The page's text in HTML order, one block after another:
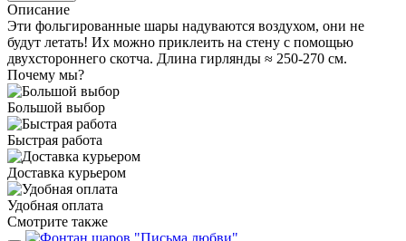
Описание
Эти фольгированные шары надуваются воздухом, они не
будут летать! Их можно приклеить на стену с помощью
двухстороннего скотча. Длина гирлянды ≈ 250-270 см.
Почему мы?
Большой выбор
Быстрая работа
Доставка курьером
Удобная оплата
Смотрите также